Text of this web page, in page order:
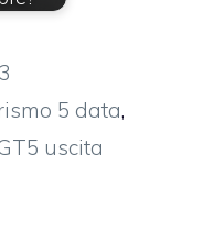
5 data,
uscita